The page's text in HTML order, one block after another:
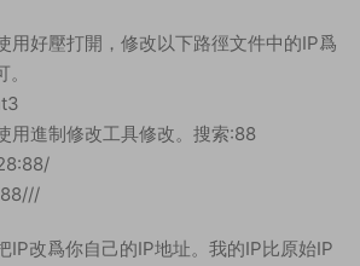
用好壓打開，修改以下路徑文件中的IP爲
用進制修改工具修改。搜索:88
IP改爲你自己的IP地址。我的IP比原始IP